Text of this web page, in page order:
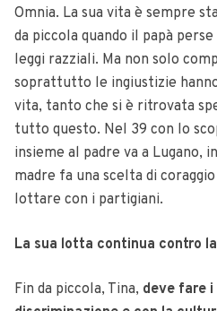
Omnia. La sua vita è sempre
da piccola quando il papà
leggi razziali. Ma non solo
soprattutto le ingiustizie
vita, tanto che si è ritrovata
tutto questo. Nel 39 con lo
insieme al padre va a Lugano,
madre fa una scelta di
lottare con i partigiani.
La sua lotta continua contro
Fin da piccola, Tina, deve fare